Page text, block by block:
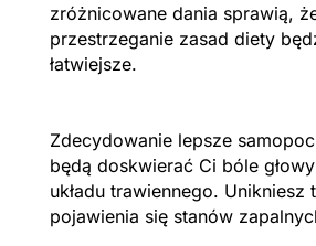
zróżnicowane dania sprawią,
przestrzeganie zasad diety
łatwiejsze.
Zdecydowanie lepsze
będą doskwierać Ci bóle
układu trawiennego. Unikniesz
pojawienia się stanów